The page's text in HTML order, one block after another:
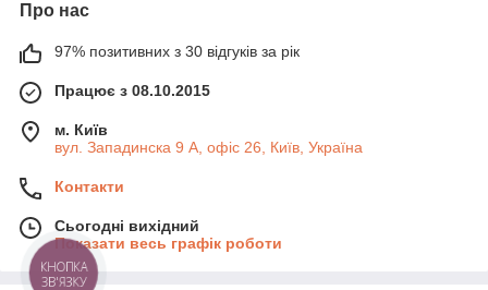
Про нас
97% позитивних з 30 відгуків за рік
Працює з 08.10.2015
м. Київ
вул. Западинска 9 А, офіс 26, Київ, Україна
Контакти
Сьогодні вихідний
Показати весь графік роботи
КНОПКА
ЗВ'ЯЗКУ